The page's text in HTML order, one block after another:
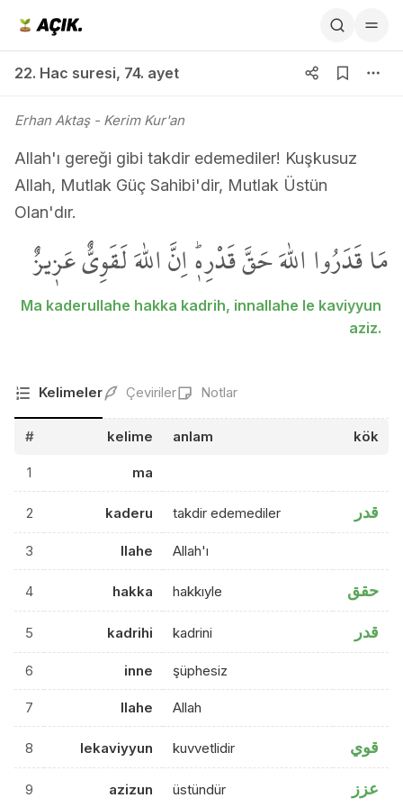
22. Hac suresi, 74. ayet
Erhan Aktaş- Kerim Kur'an
Allah'ı gereği gibi takdir edemediler! Kuşkusuz
Allah, Mutlak Güç Sahibi'dir, Mutlak Üstün
Olan'dır.
مَا قَدَرُوا اللّٰهَ حَقَّ قَدْرِه۪ۜ اِنَّ اللّٰهَ لَقَوِيٌّ عَز۪يزٌ
Ma kaderullahe hakka kadrih, innallahe le kaviyyun
aziz.
Kelimeler Çeviriler Notlar
# kelime anlam kök
1 ma
2 kaderu takdir edemediler قدر
3 llahe Allah'ı
4 hakka hakkıyle حقق
5 kadrihi kadrini قدر
6 inne şüphesiz
7 llahe Allah
8 lekaviyyun kuvvetlidir قوي
9 azizun üstündür عزز